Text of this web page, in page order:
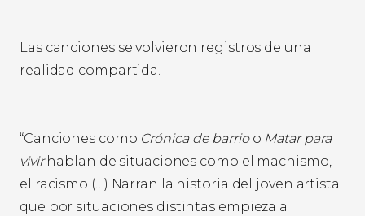
Las canciones se volvieron registros de una
realidad compartida.
“Canciones como Crónica de barrioo Matar para
vivirhablan de situaciones como el machismo,
el racismo (…) Narran la historia del joven artista
que por situaciones distintas empieza a